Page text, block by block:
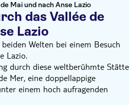
Mai und nach Anse Lazio
das Vallée de
Lazio
Welten bei einem Besuch
Lazio.
durch diese weltberühmte Stätte
Mer, eine doppellappige
einem hoch aufragenden
Legenden und Geschichten